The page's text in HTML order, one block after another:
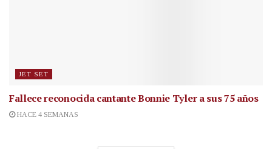
JET SET
Fallece reconocida cantanteBonnie Tyler a sus 75 años
HACE 4 SEMANAS